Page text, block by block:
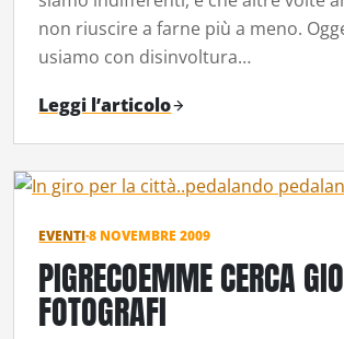
non riuscire a farne più a meno.
usiamo con disinvoltura…
Leggi l’articolo
EVENTI·8 NOVEMBRE 2009
PIGRECOEMME CERCA
FOTOGRAFI